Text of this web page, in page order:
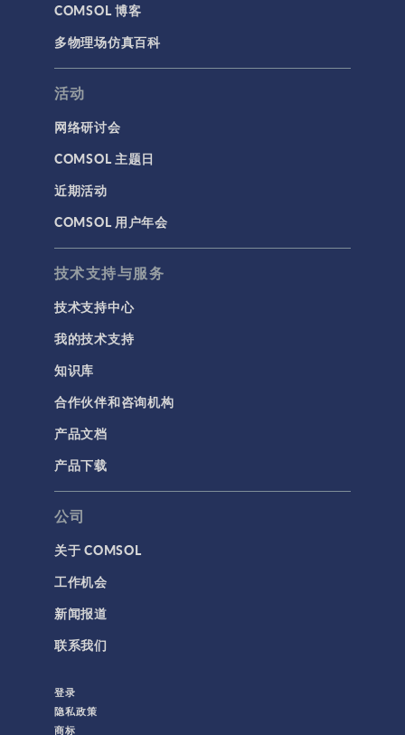
代理模型
仿真 App
基于方程建模
安装与许可证管理
建模工具和定义
材料
物理场接口
用户界面
研究与求解器
简介
结果与可视化
网格
集群计算和云计算
3D 打印
AC/DC 模块
App 开发器简介视频
CFD 模块
RF 模块
COMSOL 博客
多物理场仿真百科
活动
网络研讨会
COMSOL 主题日
近期活动
COMSOL 用户年会
技术支持与服务
技术支持中心
我的技术支持
知识库
合作伙伴和咨询机构
产品文档
产品下载
公司
关于 COMSOL
工作机会
新闻报道
联系我们
登录
隐私政策
商标